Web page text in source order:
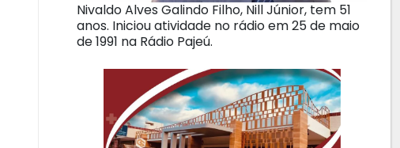
Nivaldo Alves Galindo Filho, Nill Júnior, tem 51
anos. Iniciou atividade no rádio em 25 de maio
de 1991 na Rádio Pajeú.